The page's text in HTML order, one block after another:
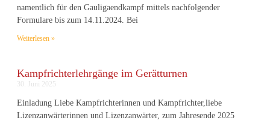
namentlich für den Gauligaendkampf mittels nachfolgender
Formulare bis zum 14.11.2024. Bei
Weiterlesen »
Kampfrichterlehrgänge im Gerätturnen
30. Juni 2025
Einladung Liebe Kampfrichterinnen und Kampfrichter,liebe
Lizenzanwärterinnen und Lizenzanwärter, zum Jahresende 2025